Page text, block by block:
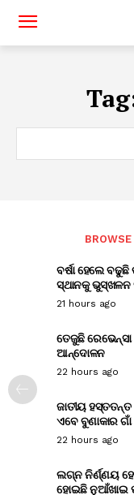
ବର୍ଷା ହେଲେ
ସ୍ଥାନକୁ ଭୁସ୍ଖଳନ
21 hours ago
ତେଜୁଛି
ଆନ୍ଦୋଳନ
22 hours ago
ଜାତୀୟ
ଏବେ ବୁଣାକାର
22 hours ago
ଲଗ୍ନ ନିର୍ଣ୍ଣୟ
ହୋଇଛି ନୁଆଁଖାଇ